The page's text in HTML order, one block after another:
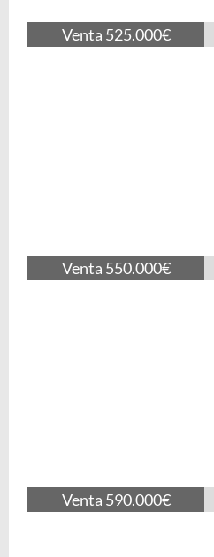
Venta 525.000€
Venta 550.000€
Venta 590.000€